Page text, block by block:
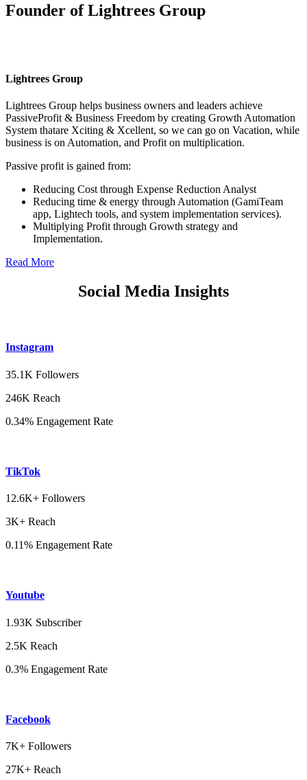
Founder of Lightrees Group
Lightrees Group
Lightrees Group helps business owners and leaders achieve
PassiveProfit & Business Freedom by creating Growth Automation
System thatare Xciting & Xcellent, so we can go on Vacation, while
business is on Automation, and Profit on multiplication.
Passive profit is gained from:
Reducing Cost through Expense Reduction Analyst
Reducing time & energy through Automation (GamiTeam
app, Lightech tools, and system implementation services).
Multiplying Profit through Growth strategy and
Implementation.
Read More
Social Media Insights
Instagram
35.1K Followers
246K Reach
0.34% Engagement Rate
TikTok
12.6K+ Followers
3K+ Reach
0.11% Engagement Rate
Youtube
1.93K Subscriber
2.5K Reach
0.3% Engagement Rate
Facebook
7K+ Followers
27K+ Reach